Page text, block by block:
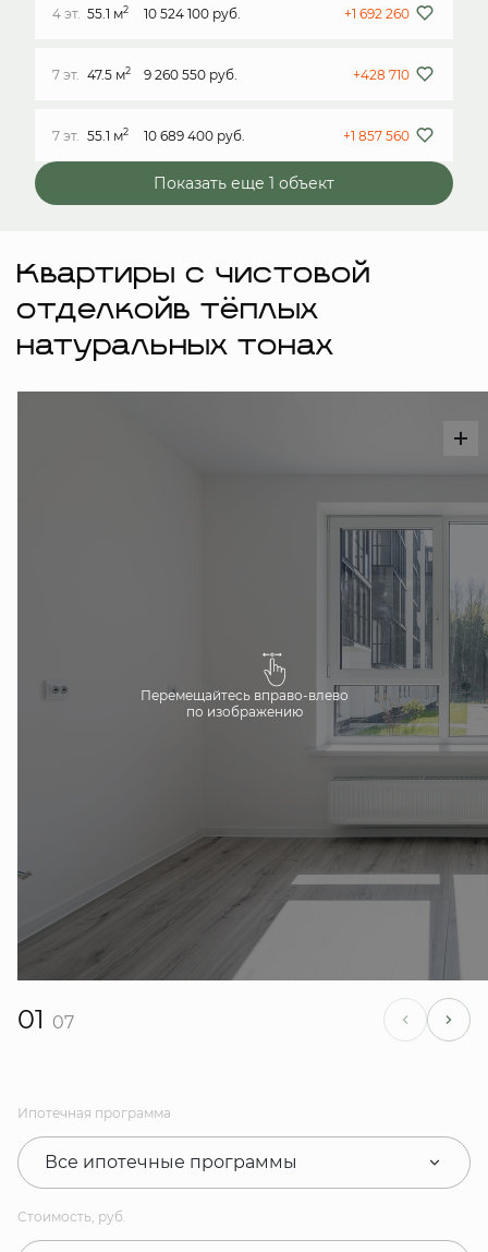
4 эт. 55.1 м2 10 524 100 руб. +1 692 260
7 эт. 47.5 м2 9 260 550 руб. +428 710
7 эт. 55.1 м2 10 689 400 руб. +1 857 560
Показать еще 1 объект
Квартиры с чистовой
отделкойв тёплых
натуральных тонах
Перемещайтесь вправо-влево
по изображению
01 07
Ипотечная программа
Все ипотечные программы
Стоимость, руб.